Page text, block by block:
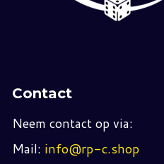
Contact
Neem contact op via:
Mail: info@rp-c.shop